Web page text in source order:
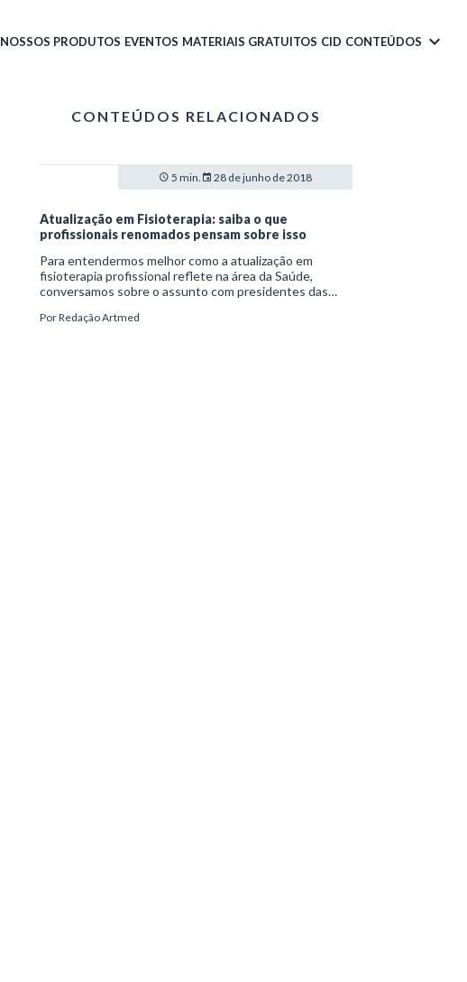
NOSSOS PRODUTOS EVENTOS MATERIAIS GRATUITOS CID CONTEÚDOS
CONTEÚDOS RELACIONADOS
5 min. 28 de junho de 2018
Atualização em Fisioterapia: saiba o que
profissionais renomados pensam sobre isso
Para entendermos melhor como a atualização em
fisioterapia profissional reflete na área da Saúde,
conversamos sobre o assunto com presidentes das
chancelam nossos programas de atualização na área de
PorRedação Artmed